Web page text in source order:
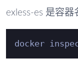
exless-es 是容
docker